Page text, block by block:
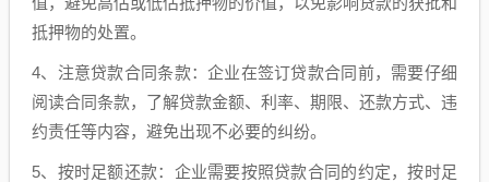
抵押物的处置。
4、注意贷款合同条款：企业在签订贷款合同前，需要仔细
阅读合同条款，了解贷款金额、利率、期限、还款方式、违
约责任等内容，避免出现不必要的纠纷。
5、按时足额还款：企业需要按照贷款合同的约定，按时足